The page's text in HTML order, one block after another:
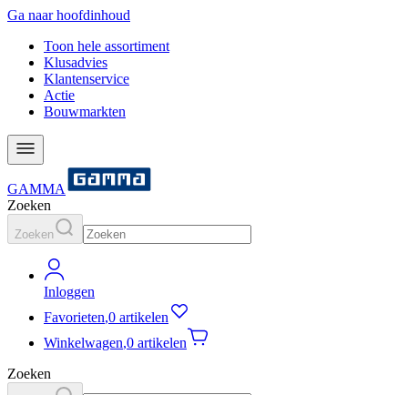
Ga naar hoofdinhoud
Toon hele assortiment
Klusadvies
Klantenservice
Actie
Bouwmarkten
GAMMA
Zoeken
Zoeken
Inloggen
Favorieten,0 artikelen
Winkelwagen,0 artikelen
Zoeken